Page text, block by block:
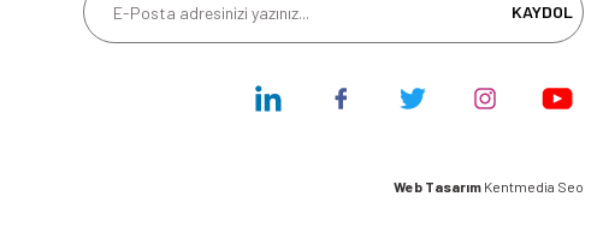
KAYDOL
Web Tasarım Kentmedia Seo